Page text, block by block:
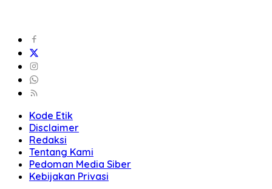
Kode Etik
Disclaimer
Redaksi
Tentang Kami
Pedoman Media Siber
Kebijakan Privasi